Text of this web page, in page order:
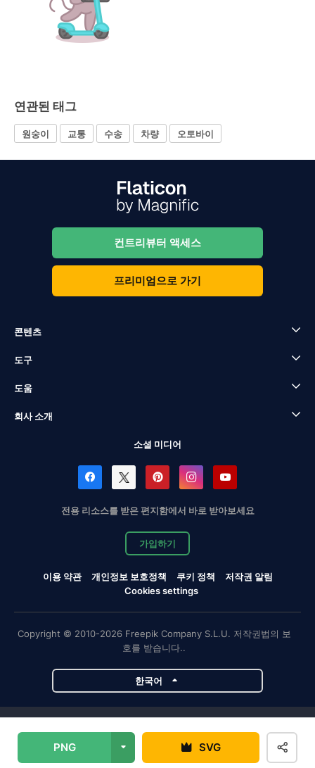
PNG SVG
연관된 태그
원숭이 교통 수송 차량 오토바이
컨트리뷰터 액세스
프리미엄으로 가기
콘텐츠
도구
도움
회사 소개
소셜 미디어
전용 리소스를 받은 편지함에서 바로 받아보세요
가입하기
이용 약관 개인정보 보호정책 쿠키 정책
저작권 알림
Cookies settings
Copyright © 2010-2026 Freepik Company S.L.U. 저작권법의 보
호를 받습니다..
한국어